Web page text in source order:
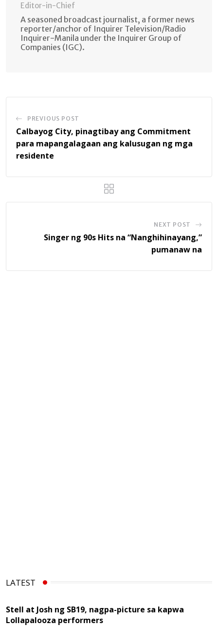
Editor-in-Chief
A seasoned broadcast journalist, a former news
reporter/anchor of Inquirer Television/Radio
Inquirer-Manila under the Inquirer Group of
Companies (IGC).
PREVIOUS POST
Calbayog City, pinagtibay ang Commitment
para mapangalagaan ang kalusugan ng mga
residente
NEXT POST
Singer ng 90s Hits na “Nanghihinayang,”
pumanaw na
LATEST
Stell at Josh ng SB19, nagpa-picture sa kapwa
Lollapalooza performers